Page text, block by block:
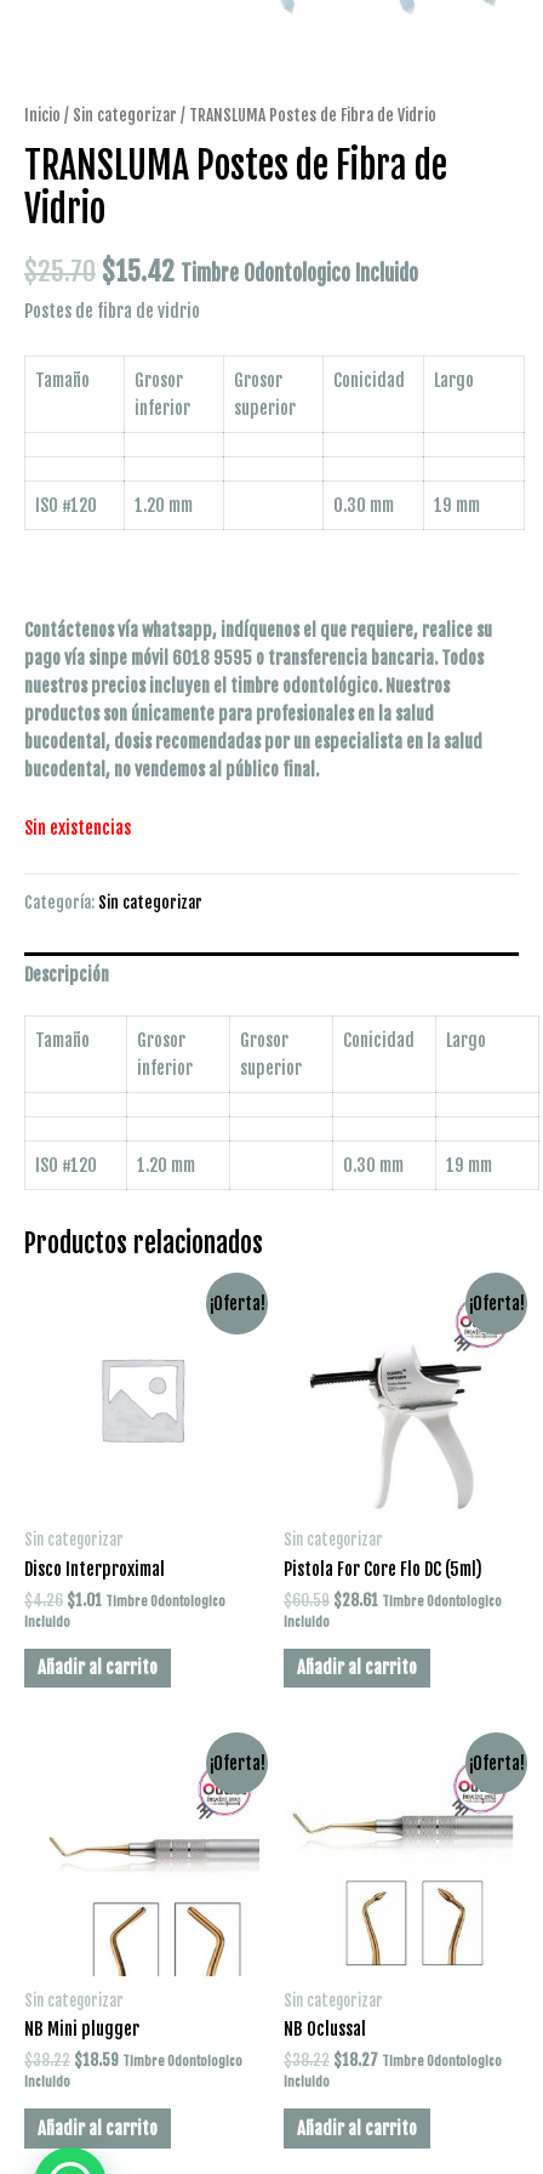
Inicio / Sin categorizar / TRANSLUMA Postes de Fibra de Vidrio
TRANSLUMA Postes de Fibra de
Vidrio
$25.70 El
precio
original
era:
$25.70.
$15.42El
precio
actual
es:
$15.42.
Timbre Odontologico Incluido
Postes de fibra de vidrio
Tamaño
Grosor
inferior
Grosor
superior
Conicidad Largo
ISO #120 1.20 mm 0.30 mm 19 mm
Contáctenos vía whatsapp, indíquenos el que requiere, realice su
pago vía sinpe móvil 6018 9595 o transferencia bancaria. Todos
nuestros precios incluyen el timbre odontológico. Nuestros
productos son únicamente para profesionales en la salud
bucodental, dosis recomendadas por un especialista en la salud
bucodental, no vendemos al público final.
Sin existencias
Categoría: Sin categorizar
Descripción
Tamaño
Grosor
inferior
Grosor
superior
Conicidad Largo
ISO #120 1.20 mm 0.30 mm 19 mm
Productos relacionados
¡Oferta!
Sin categorizar
Disco Interproximal
$4.26 El
precio
era:
$1.01 El
es:
Timbre Odontologico
Incluido
Añadir al carrito
¡Oferta!
Sin categorizar
Pistola For Core Flo DC (5ml)
$60.59 El
era:
$28.61 El
es:
Timbre Odontologico
Incluido
Añadir al carrito
¡Oferta!
Sin categorizar
NB Mini plugger
$38.22 El
era:
$38.22.
$18.59El
es:
$18.59.
Timbre Odontologico
Incluido
Añadir al carrito
¡Oferta!
Sin categorizar
NB Oclussal
$38.22 El
era:
$38.22.
$18.27El
es:
$18.27.
Timbre Odontologico
Incluido
Añadir al carrito
¿Cómo podemos ayudar?